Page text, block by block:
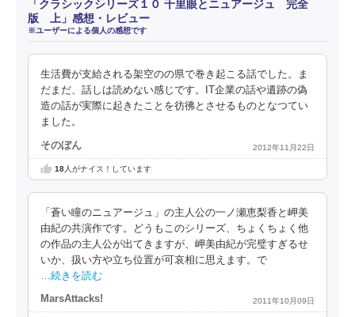
「クラシックシリーズ１０ 千里眼とニュアージュ 完全
版 上」感想・レビュー
※ユーザーによる個人の感想です
生活費が支給される架空のの県で巻き起こる話でした。ま
だまだ、話しは読めない感じです。IT企業の話や遺跡の偽
造の話が実際に起きたことを彷彿とさせるものとなつてい
ました。
そのぼん 2012年11月22日
18人がナイス！しています
「蒼い瞳のニュアージュ」の主人公の一ノ瀬恵梨香と岬美
由紀の共演作です。どうもこのシリーズ、ちょくちょく他
の作品の主人公が出てきますが、岬美由紀が完璧すぎるせ
いか、扱い方や立ち位置が可哀相に思えます。で
…続きを読む
MarsAttacks! 2011年10月09日